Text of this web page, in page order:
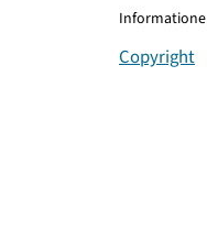
Copyright